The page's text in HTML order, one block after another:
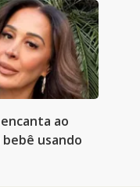
ao
usando